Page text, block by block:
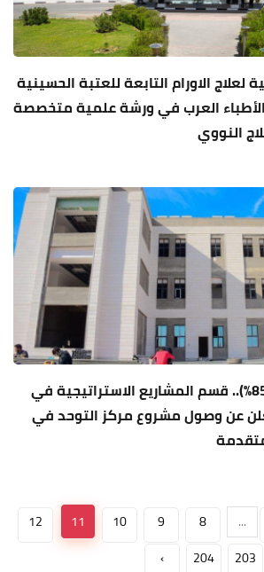
الاورام التابعة للعتبة الحسينية
العرب في ورشة علمية متخصصة
النووي
بنسبة إنجاز بلغت (85٪؜).. قسم المشاريع الاستراتيجية في
عن وصول مشروع مركز التوحد في
...
8
9
10
11
12
203
204
›